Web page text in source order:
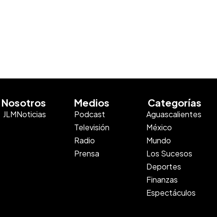
Nosotros
JLMNoticias
Medios
Podcast
Televisión
Radio
Prensa
Categorías
Aguascalientes
México
Mundo
Los Sucesos
Deportes
Finanzas
Espectáculos